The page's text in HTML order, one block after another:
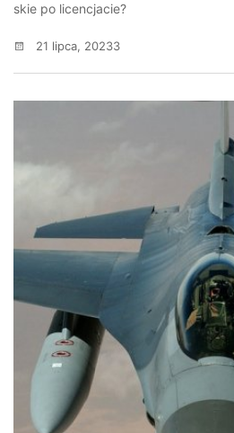
skie po licen­cja­cie?
21 lipca, 20233